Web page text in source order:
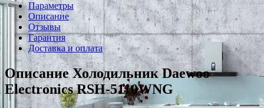
Параметры
Описание
Отзывы
Гарантия
Доставка и оплата
Описание Холодильник Daewoo
Electronics RSH-5110WNG